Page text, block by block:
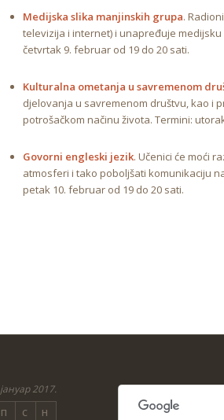
Medijska slika manjinskih grupa.
televizija i internet) i unapređuje
četvrtak 9. februar od 19 do 20 sati.
Kulturalna ometanja u savremenom
djelovanja u savremenom društvu, kao i
potrošačkom načinu života. Termini:
Govorni engleski jezik. Učenici će moći
atmosferi i tako poboljšati komunikaciju
petak 10. februar od 19 do 20 sati.
јануар 2017.
П С Н